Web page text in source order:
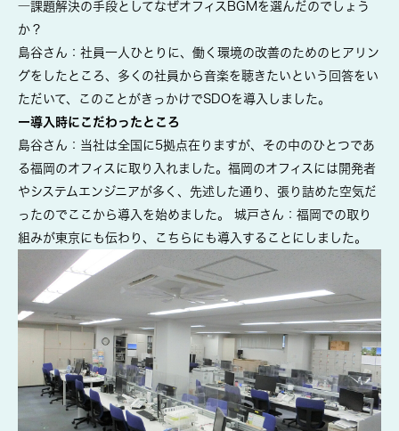
―課題解決の手段としてなぜオフィスBGMを選んだのでしょう
か？
島谷さん：社員一人ひとりに、働く環境の改善のためのヒアリン
グをしたところ、多くの社員から音楽を聴きたいという回答をい
ただいて、このことがきっかけでSDOを導入しました。
ー導入時にこだわったところ
島谷さん：当社は全国に5拠点在りますが、その中のひとつであ
る福岡のオフィスに取り入れました。福岡のオフィスには開発者
やシステムエンジニアが多く、先述した通り、張り詰めた空気だ
ったのでここから導入を始めました。 城戸さん：福岡での取り
組みが東京にも伝わり、こちらにも導入することにしました。